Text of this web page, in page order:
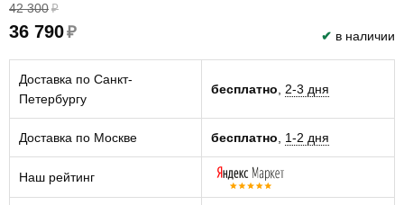
42 300 ₽
36 790₽ ✔ в наличии
Доставка по Санкт-
Петербургу
бесплатно 2-3 дня
Доставка по Москве бесплатно 1-2 дня
Наш рейтинг